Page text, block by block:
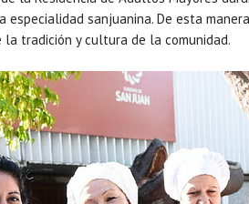
sanjuanina. De esta
la tradición y cultura de la comunidad.